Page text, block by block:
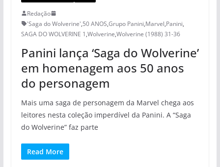
Redação
'Saga do Wolverine',50 ANOS,Grupo Panini,Marvel,Panini,
SAGA DO WOLVERINE 1,Wolverine,Wolverine (1988) 31-36
Panini lança ‘Saga do Wolverine’
em homenagem aos 50 anos
do personagem
Mais uma saga de personagem da Marvel chega aos
leitores nesta coleção imperdível da Panini. A “Saga
do Wolverine” faz parte
Read More